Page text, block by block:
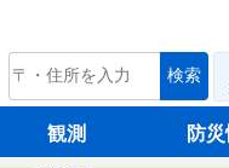
tenki.jp 検索
観測 防